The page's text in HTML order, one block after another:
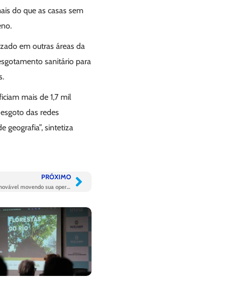
do que as casas sem
em outras áreas da
sanitário para
mais de 1,7 mil
das redes
geografia”, sintetiza
PRÓXIMO
Ambiental Ceará terá 100% de energia renovável movendo sua operação